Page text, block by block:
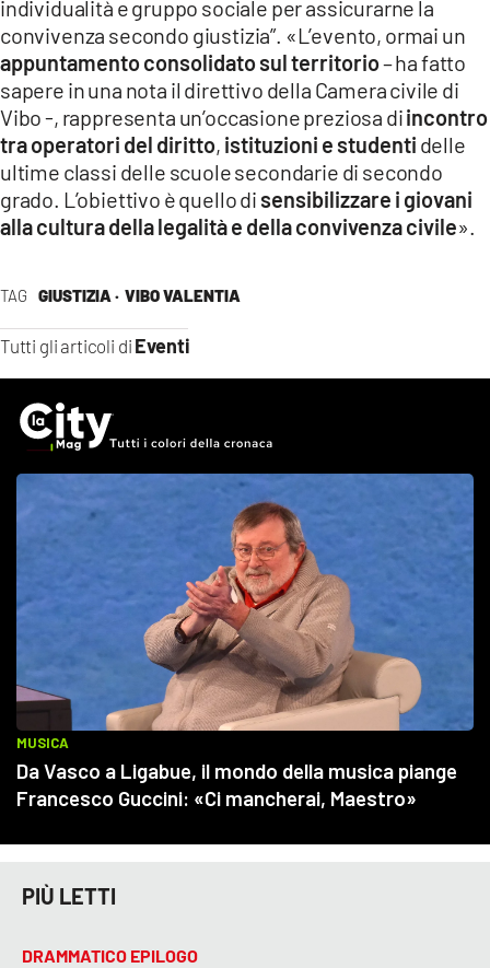
TAG GIUSTIZIA · VIBO VALENTIA
Tutti gli articoli di Eventi
individualità e gruppo sociale per assicurarne la
convivenza secondo giustizia”. «L’evento, ormai un
appuntamento consolidato sul territorio– ha fatto
sapere in una nota il direttivo della Camera civile di
Vibo -, rappresenta un’occasione preziosa diincontro
tra operatori del diritto, istituzioni e studenti delle
ultime classi delle scuole secondarie di secondo
grado. L’obiettivo è quello di sensibilizzare i giovani
alla cultura della legalità e della convivenza civile».
PIÙ LETTI
DRAMMATICO EPILOGO